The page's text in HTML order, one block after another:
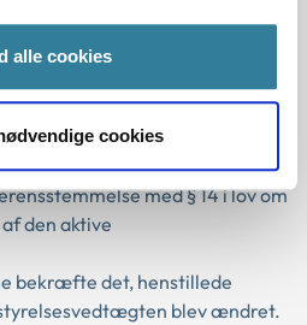
alle cookies
cookies
Kommunalbestyrelsen og dens udvalg
bad Norddjurs Kommune om
i kommunens
med § 14 i lov om
den aktive
bekræfte det, henstillede
blev ændret.